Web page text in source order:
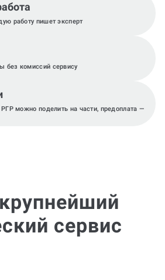
работу пишет эксперт
без комиссий сервису
РГР можно поделить на части, предоплата —
сервис